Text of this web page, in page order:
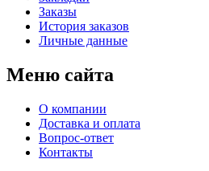
Заказы
История заказов
Личные данные
Меню сайта
О компании
Доставка и оплата
Вопрос-ответ
Контакты